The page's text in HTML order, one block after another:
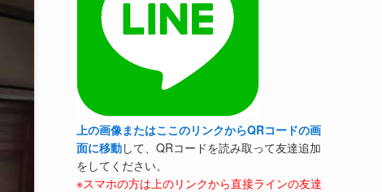
上の画像またはここのリンクからQRコードの画
面に移動して、QRコードを読み取って友達追加
をしてください。
※スマホの方は上のリンクから直接ラインの友達